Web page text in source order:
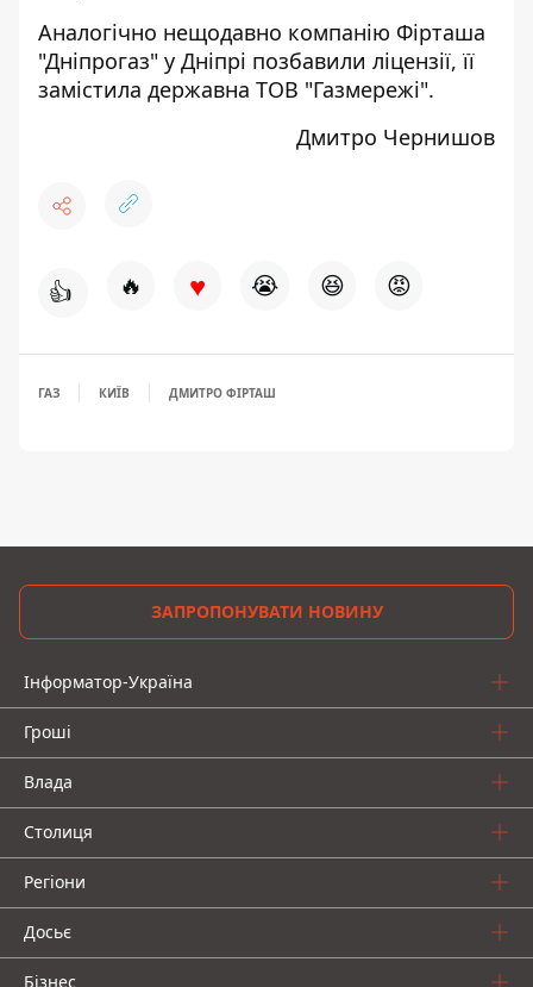
Аналогічно нещодавно компанію Фірташа
"Дніпрогаз" у Дніпрі позбавили ліцензії, її
замістила державна ТОВ "Газмережі".
Дмитро Чернишов
👍 🔥 ♥ 😭 😆 😡
ГАЗ КИЇВ ДМИТРО ФІРТАШ
ЗАПРОПОНУВАТИ НОВИНУ
Інформатор-Україна
Гроші
Влада
Столиця
Регіони
Досьє
Бізнес